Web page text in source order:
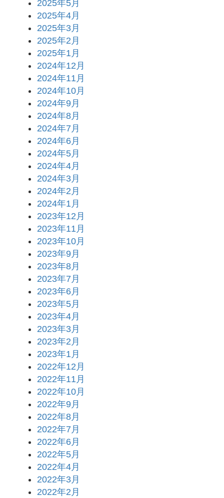
2025年5月
2025年4月
2025年3月
2025年2月
2025年1月
2024年12月
2024年11月
2024年10月
2024年9月
2024年8月
2024年7月
2024年6月
2024年5月
2024年4月
2024年3月
2024年2月
2024年1月
2023年12月
2023年11月
2023年10月
2023年9月
2023年8月
2023年7月
2023年6月
2023年5月
2023年4月
2023年3月
2023年2月
2023年1月
2022年12月
2022年11月
2022年10月
2022年9月
2022年8月
2022年7月
2022年6月
2022年5月
2022年4月
2022年3月
2022年2月